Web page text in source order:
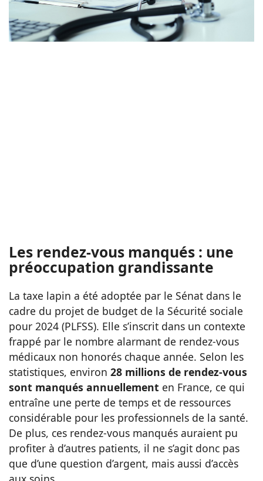
Les rendez-vous manqués : une
préoccupation grandissante
La taxe lapin a été adoptée par le Sénat dans le
cadre du projet de budget de la Sécurité sociale
pour 2024 (PLFSS). Elle s’inscrit dans un contexte
frappé par le nombre alarmant de rendez-vous
médicaux non honorés chaque année. Selon les
statistiques, environ 28 millions de rendez-vous
sont manqués annuellement en France, ce qui
entraîne une perte de temps et de ressources
considérable pour les professionnels de la santé​​.
De plus, ces rendez-vous manqués auraient pu
profiter à d’autres patients, il ne s’agit donc pas
que d’une question d’argent, mais aussi d’accès